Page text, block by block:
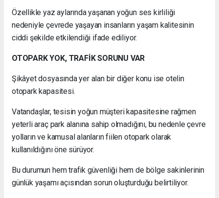
Özellikle yaz aylarında yaşanan yoğun ses kirliliği
nedeniyle çevrede yaşayan insanların yaşam kalitesinin
ciddi şekilde etkilendiği ifade ediliyor.
OTOPARK YOK, TRAFİK SORUNU VAR
Şikâyet dosyasında yer alan bir diğer konu ise otelin
otopark kapasitesi.
Vatandaşlar, tesisin yoğun müşteri kapasitesine rağmen
yeterli araç park alanına sahip olmadığını, bu nedenle çevre
yolların ve kamusal alanların fiilen otopark olarak
kullanıldığını öne sürüyor.
Bu durumun hem trafik güvenliği hem de bölge sakinlerinin
günlük yaşamı açısından sorun oluşturduğu belirtiliyor.